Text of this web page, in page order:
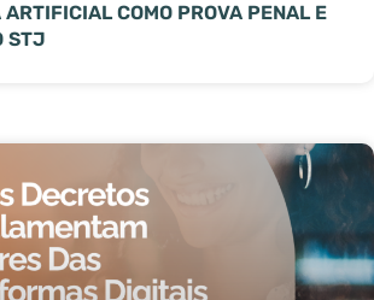
COMO PROVA PENAL E
STJ